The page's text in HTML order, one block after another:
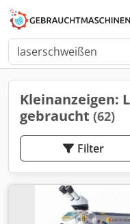
Kleinanzeigen:
gebraucht (62)
Filter